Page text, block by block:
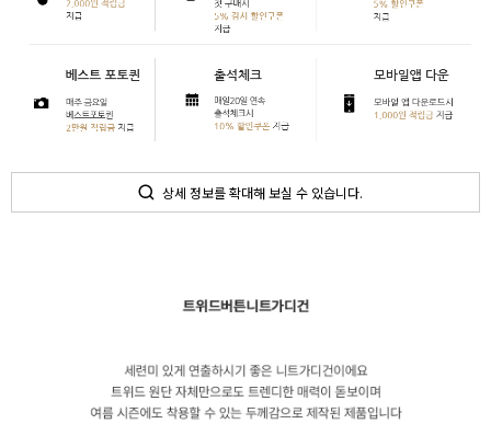
상세 정보를 확대해 보실 수 있습니다.